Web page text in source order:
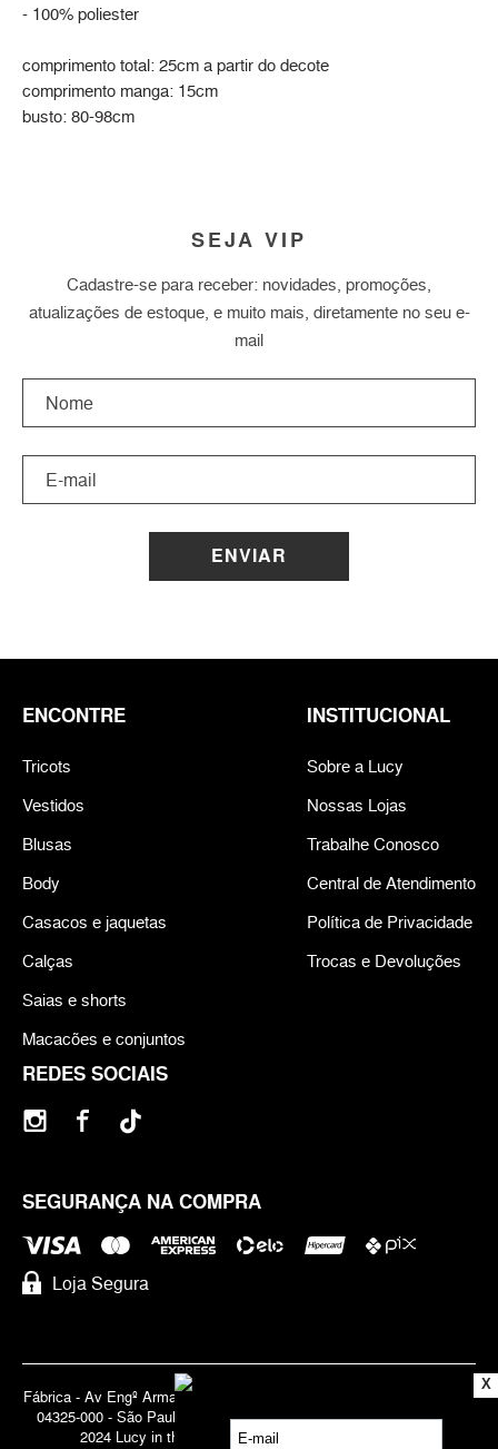
- 100% poliester
comprimento total: 25cm a partir do decote
comprimento manga: 15cm
busto: 80-98cm
SEJA VIP
Cadastre-se para receber: novidades, promoções,
atualizações de estoque, e muito mais, diretamente no seu e-
mail
ENVIAR
REDES SOCIAIS
SEGURANÇA NA COMPRA
Loja Segura
ENCONTRE
Tricots
Vestidos
Blusas
Body
Casacos e jaquetas
Calças
Saias e shorts
Macacões e conjuntos
INSTITUCIONAL
Sobre a Lucy
Nossas Lojas
Trabalhe Conosco
Central de Atendimento
Política de Privacidade
Trocas e Devoluções
Fábrica - Av Engº Armando de Arruda Pereira, 3888 - Jabaquara | Cep
04325-000 - São Paulo - SP - Brasil CNPJ 71.947.691/0001-83 | ©
2024 Lucy in the Sky | Todos os direitos reservados.
X